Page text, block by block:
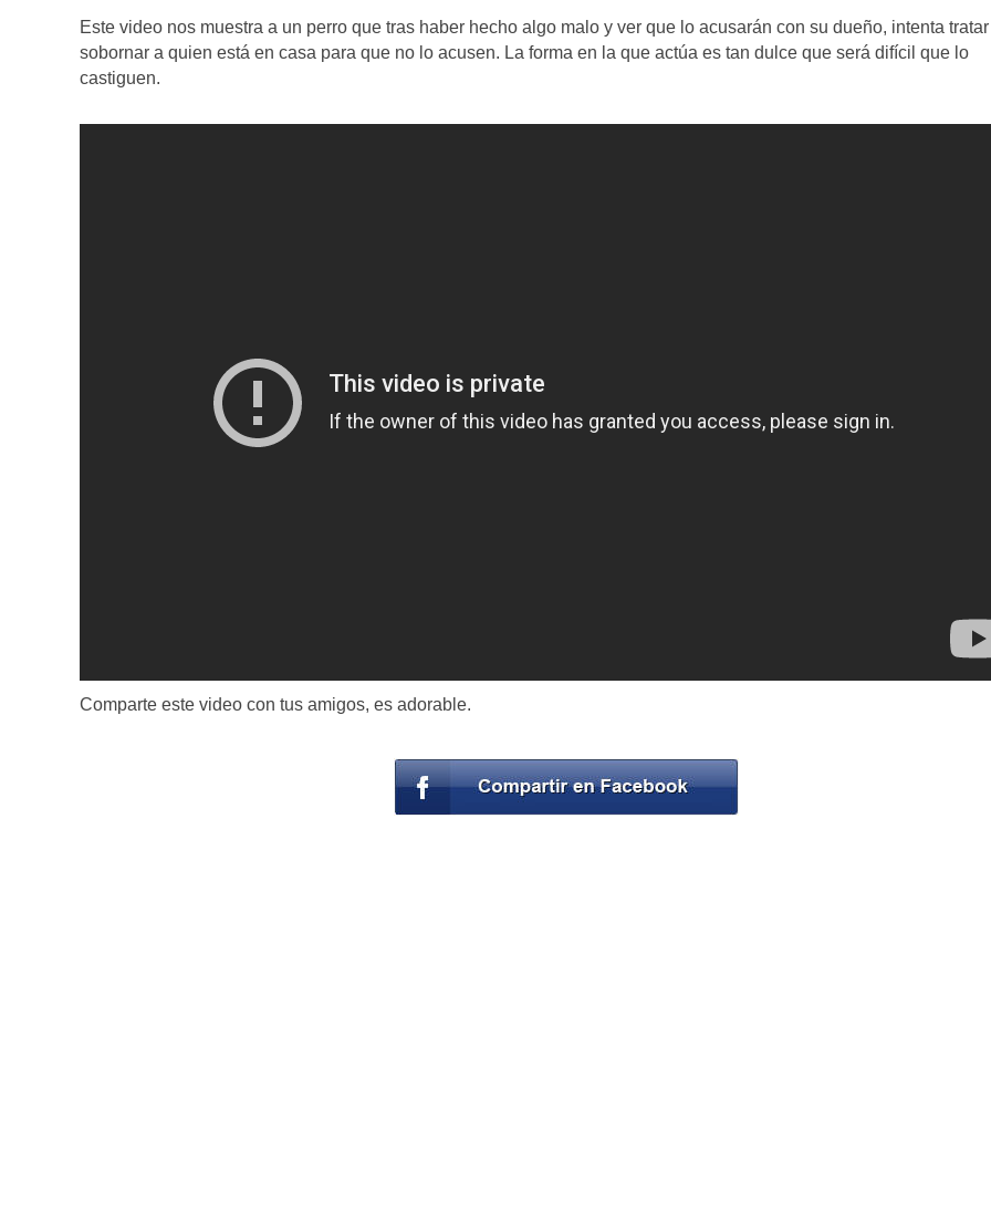
Este video nos muestra a un perro que tras haber hecho algo malo y ver que lo acusarán con su dueño, intenta
sobornar a quien está en casa para que no lo acusen. La forma en la que actúa es tan dulce que será difícil que lo
castiguen.
Comparte este video con tus amigos, es adorable.